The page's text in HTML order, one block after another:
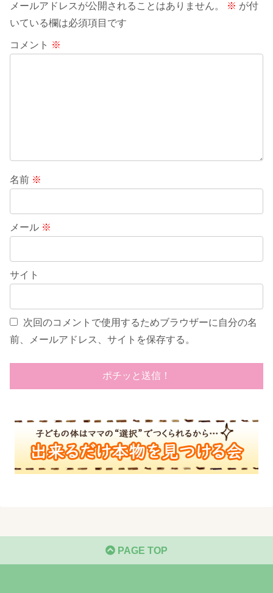
メールアドレスが公開されることはありません。 ※ が付
いている欄は必須項目です
コメント ※
名前 ※
メール ※
サイト
次回のコメントで使用するためブラウザーに自分の名
前、メールアドレス、サイトを保存する。
PAGE TOP